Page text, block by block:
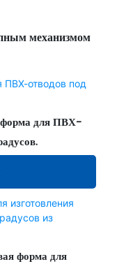
механизмом
форма для ПВХ-
форма для